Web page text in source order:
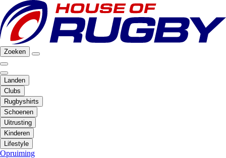
Zoeken
Landen
Clubs
Rugbyshirts
Schoenen
Uitrusting
Kinderen
Lifestyle
Opruiming